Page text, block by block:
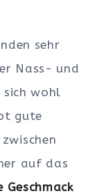
sehr
Nass- und
wohl
gute
auf das